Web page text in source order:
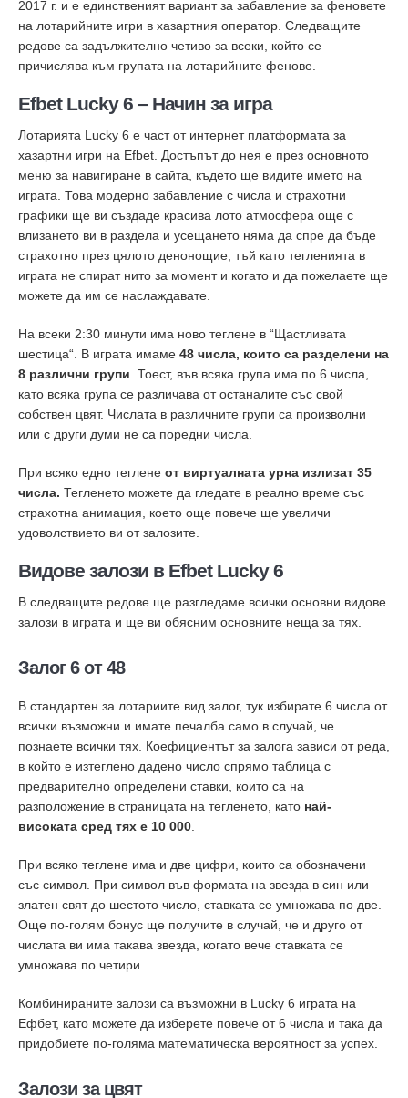
2017 г. и е единственият вариант за забавление за феновете
на лотарийните игри в хазартния оператор. Следващите
редове са задължително четиво за всеки, който се
причислява към групата на лотарийните фенове.
Efbet Lucky 6 – Начин за игра
Лотарията Lucky 6 е част от интернет платформата за
хазартни игри на Efbet. Достъпът до нея е през основното
меню за навигиране в сайта, където ще видите името на
играта. Това модерно забавление с числа и страхотни
графики ще ви създаде красива лото атмосфера още с
влизането ви в раздела и усещането няма да спре да бъде
страхотно през цялото денонощие, тъй като тегленията в
играта не спират нито за момент и когато и да пожелаете ще
можете да им се наслаждавате.
На всеки 2:30 минути има ново теглене в “Щастливата
шестица“. В играта имаме 48 числа, които са разделени на
8 различни групи . Тоест, във всяка група има по 6 числа,
като всяка група се различава от останалите със свой
собствен цвят. Числата в различните групи са произволни
или с други думи не са поредни числа.
При всяко едно теглене от виртуалната урна излизат 35
числа. Тегленето можете да гледате в реално време със
страхотна анимация, което още повече ще увеличи
удоволствието ви от залозите.
Видове залози в Efbet Lucky 6
В следващите редове ще разгледаме всички основни видове
залози в играта и ще ви обясним основните неща за тях.
Залог 6 от 48
В стандартен за лотариите вид залог, тук избирате 6 числа от
всички възможни и имате печалба само в случай, че
познаете всички тях. Коефициентът за залога зависи от реда,
в който е изтеглено дадено число спрямо таблица с
предварително определени ставки, които са на
разположение в страницата на тегленето, като най-
високата сред тях е 10 000
При всяко теглене има и две цифри, които са обозначени
със символ. При символ във формата на звезда в син или
златен свят до шестото число, ставката се умножава по две.
Още по-голям бонус ще получите в случай, че и друго от
числата ви има такава звезда, когато вече ставката се
умножава по четири.
Комбинираните залози са възможни в Lucky 6 играта на
Ефбет, като можете да изберете повече от 6 числа и така да
придобиете по-голяма математическа вероятност за успех.
Залози за цвят